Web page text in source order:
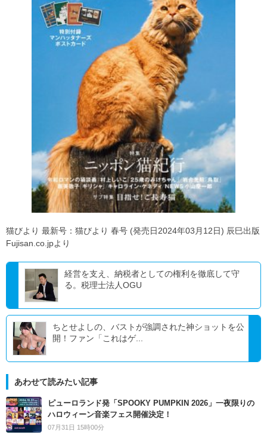
猫びより 最新号：猫びより 春号 (発売日2024年03月12日) 辰巳出版
Fujisan.co.jpより
経営を支え、納税者としての権利を徹底して守
る。税理士法人OGU
ちとせよしの、バストが強調された神ショットを公
開！ファン「これはゲ...
あわせて読みたい記事
ピューロランド発「SPOOKY PUMPKIN 2026」一夜限りの
ハロウィーン音楽フェス開催決定！
07月31日 15時00分